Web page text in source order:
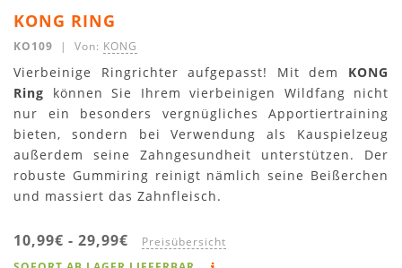
KONG RING
KO109 | Von: KONG
Vierbeinige Ringrichter aufgepasst! Mit dem KONG
Ring können Sie Ihrem vierbeinigen Wildfang nicht
nur ein besonders vergnügliches Apportiertraining
bieten, sondern bei Verwendung als Kauspielzeug
außerdem seine Zahngesundheit unterstützen. Der
robuste Gummiring reinigt nämlich seine Beißerchen
und massiert das Zahnfleisch.
10,99€ - 29,99€ Preisübersicht